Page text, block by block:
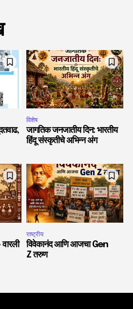
विशेष
जागतिक जनजातीय दिन: भारतीय
हिंदू संस्कृतीचे अभिन्न अंग
राष्ट्रीय
विवेकानंद आणि आजचा Gen
Z तरुण